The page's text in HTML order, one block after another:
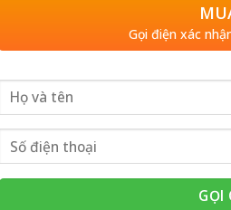
Gọi điện xác